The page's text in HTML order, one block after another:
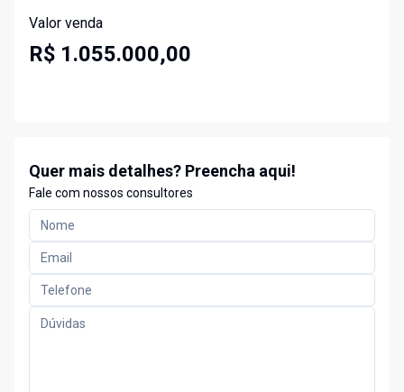
Valor venda
R$ 1.055.000,00
Quer mais detalhes? Preencha aqui!
Fale com nossos consultores